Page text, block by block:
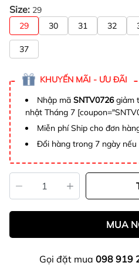
Size: 29
29 30 31 32
37
KHUYẾN MÃI - ƯU ĐÃI
Nhập mã SNTV0726giảm
nhật Tháng 7
Miễn phí Ship cho đơn
Đổi hàng trong 7 ngày
MUA
Gọi đặt mua 098 919